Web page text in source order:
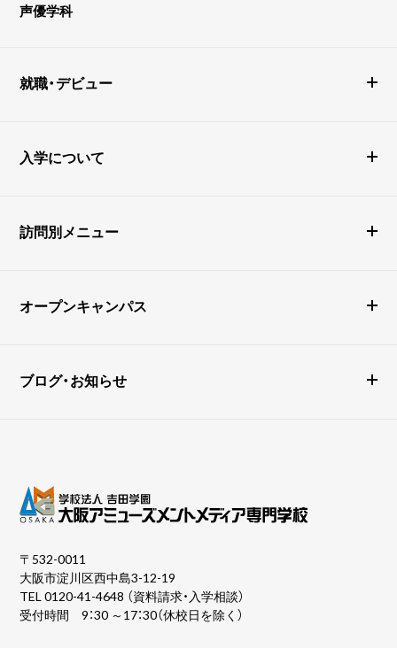
声優学科
就職・デビュー
入学について
訪問別メニュー
オープンキャンパス
ブログ・お知らせ
〒532-0011
大阪市淀川区西中島3-12-19
TEL0120-41-4648 （資料請求・入学相談）
受付時間 9：30 ～17：30（休校日を除く）